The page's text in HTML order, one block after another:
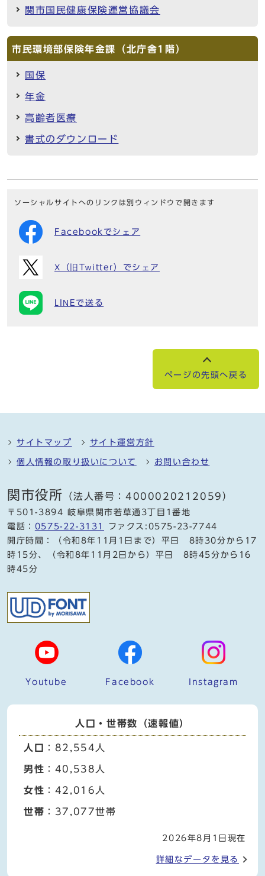
関市国民健康保険運営協議会
市民環境部保険年金課（北庁舎1階）
国保
年金
高齢者医療
書式のダウンロード
ソーシャルサイトへのリンクは別ウィンドウで開きます
Facebookでシェア
X（旧Twitter）でシェア
LINEで送る
ページの先頭へ戻る
サイトマップ サイト運営方針
個人情報の取り扱いについて お問い合わせ
関市役所 （法人番号：4000020212059）
〒501-3894 岐阜県関市若草通3丁目1番地
電話： 0575-22-3131
ファクス:0575-23-7744
開庁時間：（令和8年11月1日まで）平日 8時30分から17
時15分、（令和8年11月2日から）平日 8時45分から16
時45分
Youtube Facebook Instagram
人口・世帯数（速報値）
人口 ：82,554人
男性 ：40,538人
女性 ：42,016人
世帯 ：37,077世帯
2026年8月1日現在
詳細なデータを見る